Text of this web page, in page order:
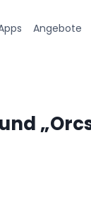
Angebote